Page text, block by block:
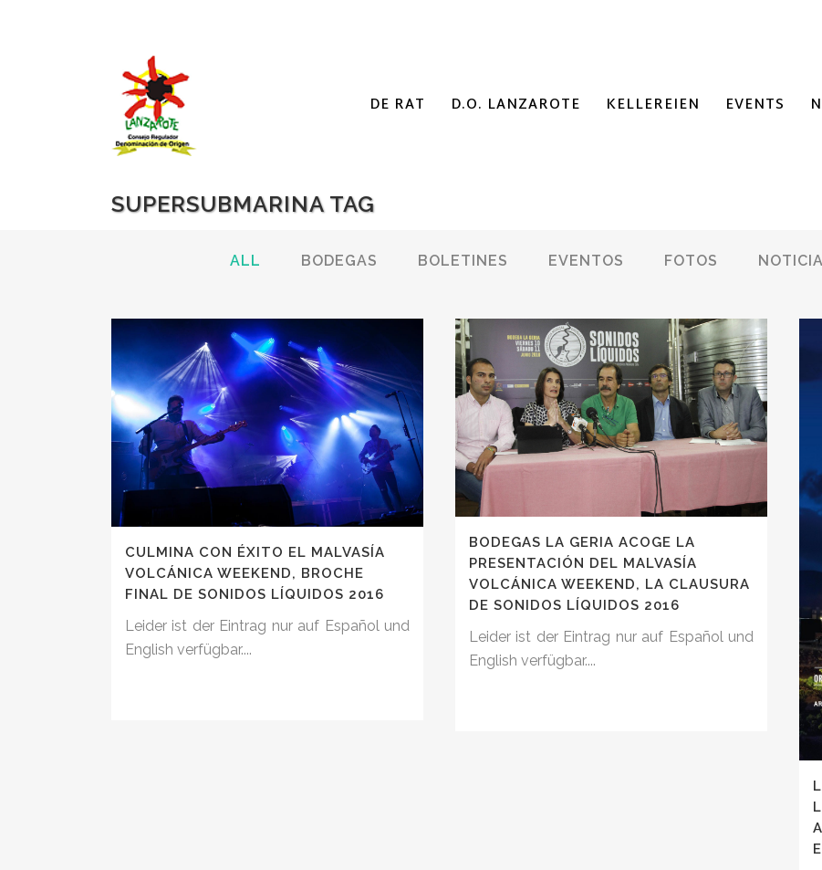
DE RAT D.O. LANZAROTE KELLEREIEN EVENTS
SUPERSUBMARINA TAG
ALL BODEGAS BOLETINES EVENTOS FOTOS
CULMINA CON ÉXITO EL MALVASÍA
VOLCÁNICA WEEKEND, BROCHE
FINAL DE SONIDOS LÍQUIDOS 2016
Leider ist der Eintrag nur auf Español und
English verfügbar....
BODEGAS LA GERIA ACOGE LA
PRESENTACIÓN DEL MALVASÍA
VOLCÁNICA WEEKEND, LA CLAUSURA
DE SONIDOS LÍQUIDOS 2016
Leider ist der Eintrag nur auf Español und
English verfügbar....